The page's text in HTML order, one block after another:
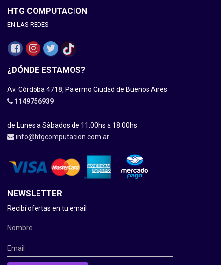
HTG COMPUTACION
EN LAS REDES
¿DÓNDE ESTAMOS?
Av. Córdoba 4718, Palermo Ciudad de Buenos Aires
1149756939
de Lunes a Sàbados de 11:00hs a 18:00hs
info@htgcomputacion.com.ar
NEWSLETTER
Recibí ofertas en tu email